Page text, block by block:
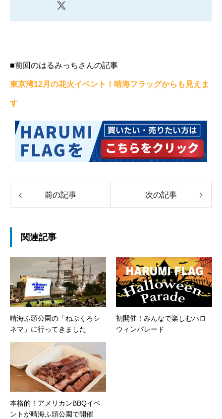
■前回のはるみっちさんの記事
東京湾12月の花火イベント！晴海フラッグからも見えま
す
前の記事 次の記事
関連記事
晴海ふ頭公園の「ねぶくろシ
ネマ」に行ってきました
初開催！みんなで楽しむハロ
ウィンパレード
本格的！アメリカンBBQイベ
ントが晴海ふ頭公園で開催